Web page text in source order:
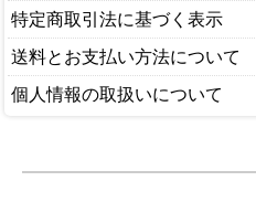
特定商取引法に基づく表示
送料とお支払い方法について
個人情報の取扱いについて